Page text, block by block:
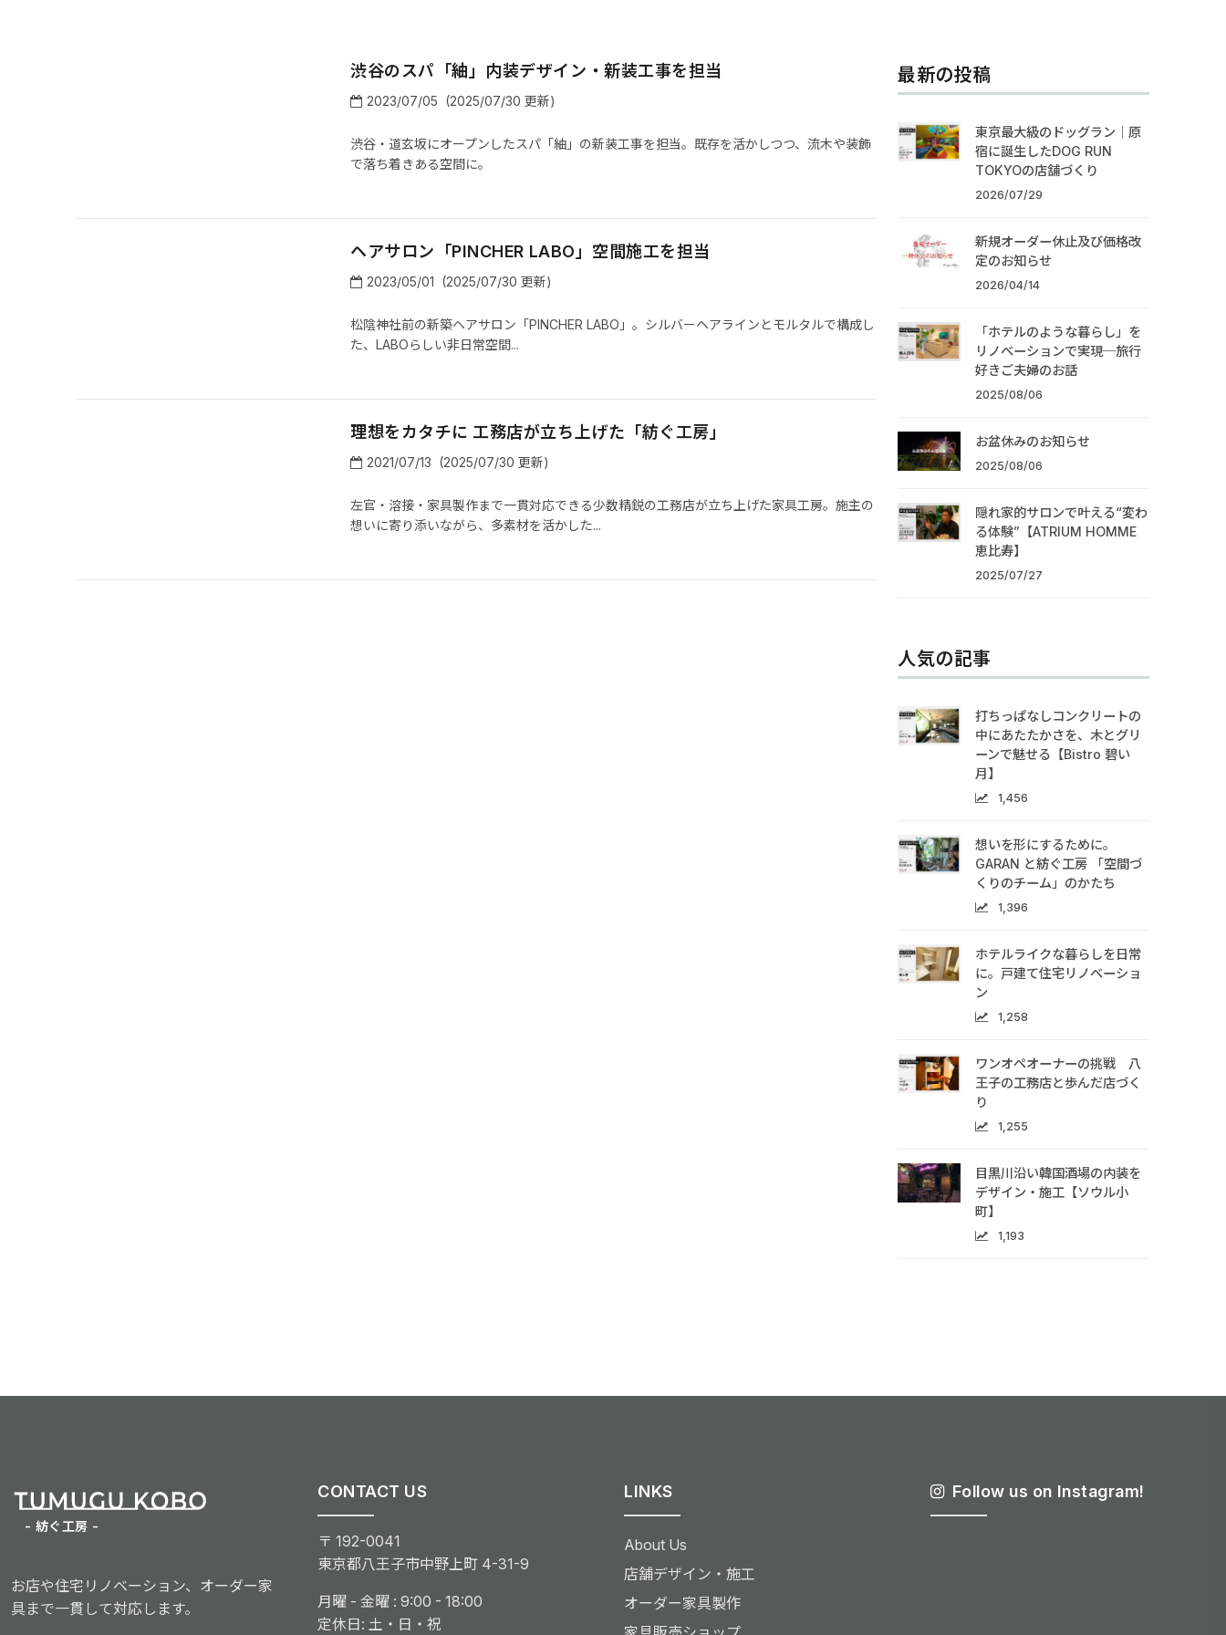
渋谷のスパ「紬」内装デザイン・新装工事を担当
2023/07/05 (2025/07/30 更新)
渋谷・道玄坂にオープンしたスパ「紬」の新装工事を担当。既存を活かしつつ、流木や装飾
で落ち着きある空間に。
ヘアサロン「PINCHER LABO」空間施工を担当
2023/05/01 (2025/07/30 更新)
松陰神社前の新築ヘアサロン「PINCHER LABO」。シルバーヘアラインとモルタルで構成し
た、LABOらしい非日常空間...
理想をカタチに 工務店が立ち上げた「紡ぐ工房」
2021/07/13 (2025/07/30 更新)
左官・溶接・家具製作まで一貫対応できる少数精鋭の工務店が立ち上げた家具工房。施主の
想いに寄り添いながら、多素材を活かした...
最新の投稿
東京最大級のドッグラン｜原
宿に誕生したDOG RUN
TOKYOの店舗づくり
2026/07/29
新規オーダー休止及び価格改
定のお知らせ
2026/04/14
「ホテルのような暮らし」を
リノベーションで実現─旅行
好きご夫婦のお話
2025/08/06
お盆休みのお知らせ
2025/08/06
隠れ家的サロンで叶える“変わ
る体験”【ATRIUM HOMME
恵比寿】
2025/07/27
人気の記事
打ちっぱなしコンクリートの
中にあたたかさを、木とグリ
ーンで魅せる【Bistro 碧い
月】
1,456
想いを形にするために。
GARAN と紡ぐ工房 「空間づ
くりのチーム」のかたち
1,396
ホテルライクな暮らしを日常
に。戸建て住宅リノベーショ
ン
1,258
ワンオペオーナーの挑戦 八
王子の工務店と歩んだ店づく
り
1,255
目黒川沿い韓国酒場の内装を
デザイン・施工【ソウル小
町】
1,193
- 紡ぐ工房 -
お店や住宅リノベーション、オーダー家
具まで一貫して対応します。
CONTACT US
〒 192-0041
東京都八王子市中野上町 4-31-9
月曜 - 金曜 : 9:00 - 18:00
定休日: 土・日・祝
LINKS
About Us
店舗デザイン・施工
オーダー家具製作
Follow us on Instagram!